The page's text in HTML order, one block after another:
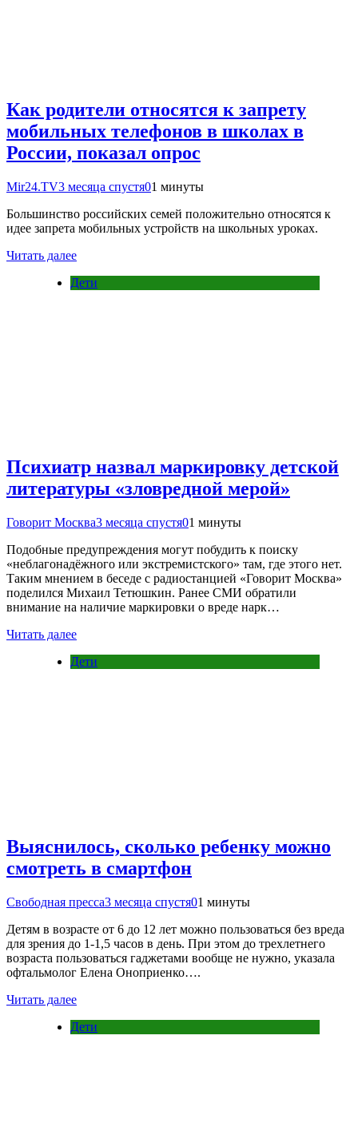
Как родители относятся к запрету
мобильных телефонов в школах в
России, показал опрос
Mir24.TV3 месяца спустя01 минуты
Большинство российских семей положительно относятся к
идее запрета мобильных устройств на школьных уроках.
Читать далее
Дети
Психиатр назвал маркировку детской
литературы «зловредной мерой»
Говорит Москва3 месяца спустя01 минуты
Подобные предупреждения могут побудить к поиску
«неблагонадёжного или экстремистского» там, где этого нет.
Таким мнением в беседе с радиостанцией «Говорит Москва»
поделился Михаил Тетюшкин. Ранее СМИ обратили
внимание на наличие маркировки о вреде нарк…
Читать далее
Дети
Выяснилось, сколько ребенку можно
смотреть в смартфон
Свободная пресса3 месяца спустя01 минуты
Детям в возрасте от 6 до 12 лет можно пользоваться без вреда
для зрения до 1-1,5 часов в день. При этом до трехлетнего
возраста пользоваться гаджетами вообще не нужно, указала
офтальмолог Елена Оноприенко….
Читать далее
Дети